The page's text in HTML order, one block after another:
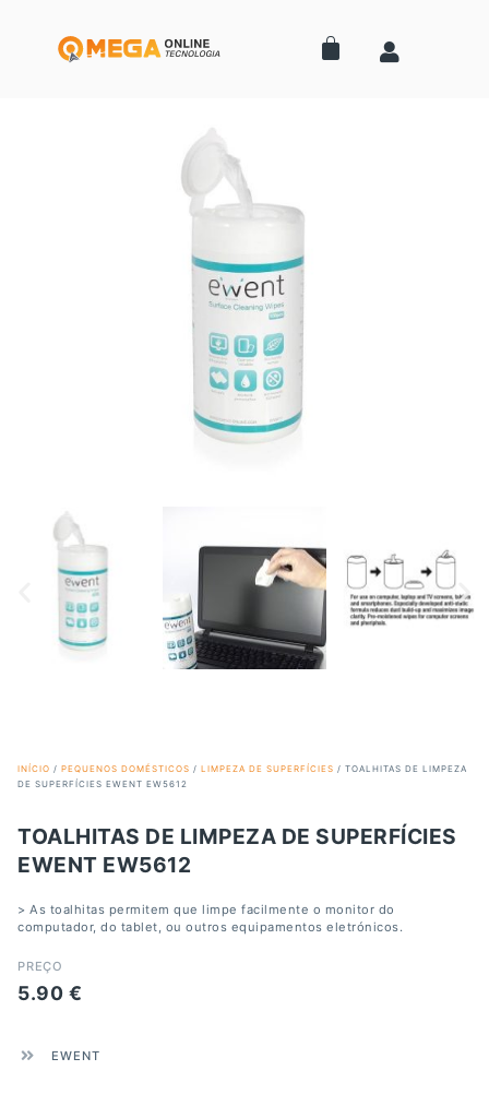
INÍCIO / PEQUENOS DOMÉSTICOS / LIMPEZA DE SUPERFÍCIES / TOALHITAS DE LIMPEZA
DE SUPERFÍCIES EWENT EW5612
TOALHITAS DE LIMPEZA DE SUPERFÍCIES
EWENT EW5612
> As toalhitas permitem que limpe facilmente o monitor do
computador, do tablet, ou outros equipamentos eletrónicos.
PREÇO
5.90 €
EWENT